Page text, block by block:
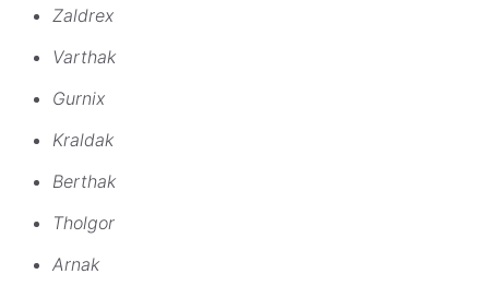
Zaldrex
Varthak
Gurnix
Kraldak
Berthak
Tholgor
Arnak